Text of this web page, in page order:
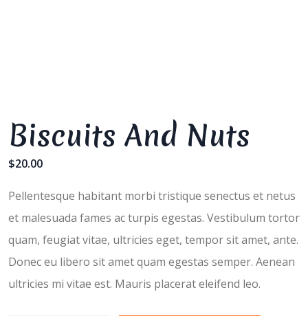
Biscuits And Nuts
$20.00
Pellentesque habitant morbi tristique senectus et netus
et malesuada fames ac turpis egestas. Vestibulum tortor
quam, feugiat vitae, ultricies eget, tempor sit amet, ante.
Donec eu libero sit amet quam egestas semper. Aenean
ultricies mi vitae est. Mauris placerat eleifend leo.